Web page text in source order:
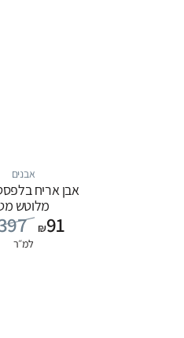
אבנים
אבן אריח
מלוטש
₪91
למ״ר